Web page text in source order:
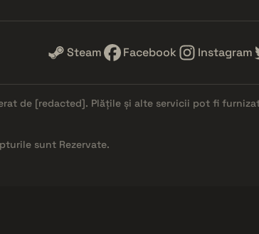
Steam Facebook Instagram
de [redacted]. Plățile și alte servicii pot fi
sunt Rezervate.